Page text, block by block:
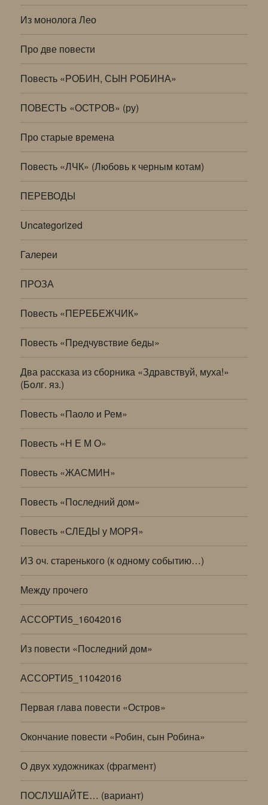
Из монолога Лео
Про две повести
Повесть «РОБИН, СЫН РОБИНА»
ПОВЕСТЬ «ОСТРОВ» (ру)
Про старые времена
Повесть «ЛЧК» (Любовь к черным котам)
ПЕРЕВОДЫ
Uncategorized
Галереи
ПРОЗА
Повесть «ПЕРЕБЕЖЧИК»
Повесть «Предчувствие беды»
Два рассказа из сборника «Здравствуй, муха!»
(Болг. яз.)
Повесть «Паоло и Рем»
Повесть «Н Е М О»
Повесть «ЖАСМИН»
Повесть «Последний дом»
Повесть «СЛЕДЫ у МОРЯ»
ИЗ оч. старенького (к одному событию…)
Между прочего
АССОРТИ5_16042016
Из повести «Последний дом»
АССОРТИ5_11042016
Первая глава повести «Остров»
Окончание повести «Робин, сын Робина»
О двух художниках (фрагмент)
ПОСЛУШАЙТЕ… (вариант)